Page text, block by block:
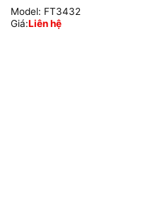
Model: FT3432
Giá:Liên hệ